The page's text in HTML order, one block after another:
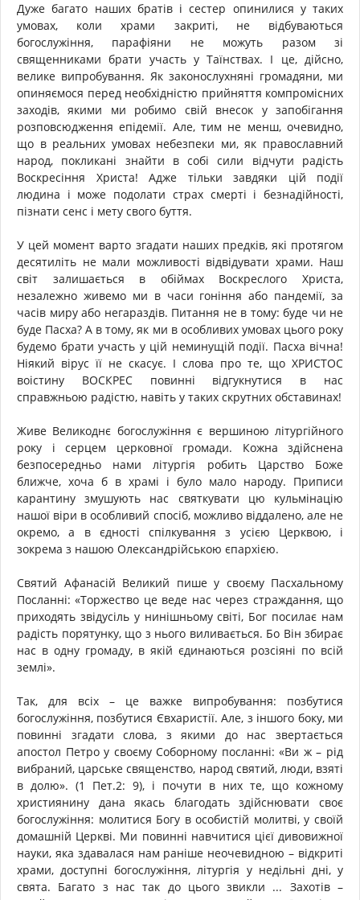
Дуже багато наших братів і сестер опинилися у таких
умовах, коли храми закриті, не відбуваються
богослужіння, парафіяни не можуть разом зі
священниками брати участь у Таїнствах. І це, дійсно,
велике випробування. Як законослухняні громадяни, ми
опиняємося перед необхідністю прийняття компромісних
заходів, якими ми робимо свій внесок у запобігання
розповсюдження епідемії. Але, тим не менш, очевидно,
що в реальних умовах небезпеки ми, як православний
народ, покликані знайти в собі сили відчути радість
Воскресіння Христа! Адже тільки завдяки цій події
людина і може подолати страх смерті і безнадійності,
пізнати сенс і мету свого буття.
У цей момент варто згадати наших предків, які протягом
десятиліть не мали можливості відвідувати храми. Наш
світ залишається в обіймах Воскреслого Христа,
незалежно живемо ми в часи гоніння або пандемії, за
часів миру або негараздів. Питання не в тому: буде чи не
буде Пасха? А в тому, як ми в особливих умовах цього року
будемо брати участь у цій неминущій події. Пасха вічна!
Ніякий вірус її не скасує. І слова про те, що ХРИСТОС
воістину ВОСКРЕС повинні відгукнутися в нас
справжньою радістю, навіть у таких скрутних обставинах!
Живе Великоднє богослужіння є вершиною літургійного
року і серцем церковної громади. Кожна здійснена
безпосередньо нами літургія робить Царство Боже
ближче, хоча б в храмі і було мало народу. Приписи
карантину змушують нас святкувати цю кульмінацію
нашої віри в особливий спосіб, можливо віддалено, але не
окремо, а в єдності спілкування з усією Церквою, і
зокрема з нашою Олександрійською єпархією.
Святий Афанасій Великий пише у своєму Пасхальному
Посланні: «Торжество це веде нас через страждання, що
приходять звідусіль у нинішньому світі, Бог посилає нам
радість порятунку, що з нього виливається. Бо Він збирає
нас в одну громаду, в якій єдинаються розсіяні по всій
землі».
Так, для всіх – це важке випробування: позбутися
богослужіння, позбутися Євхаристії. Але, з іншого боку, ми
повинні згадати слова, з якими до нас звертається
апостол Петро у своєму Соборному посланні: «Ви ж – рід
вибраний, царське священство, народ святий, люди, взяті
в долю». (1 Пет.2: 9), і почути в них те, що кожному
християнину дана якась благодать здійснювати своє
богослужіння: молитися Богу в особистій молитві, у своїй
домашній Церкві. Ми повинні навчитися цієї дивовижної
науки, яка здавалася нам раніше неочевидною – відкриті
храми, доступні богослужіння, літургія у недільні дні, у
свята. Багато з нас так до цього звикли ... Захотів –